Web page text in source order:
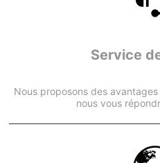
Service
Nous proposons des
nous vous